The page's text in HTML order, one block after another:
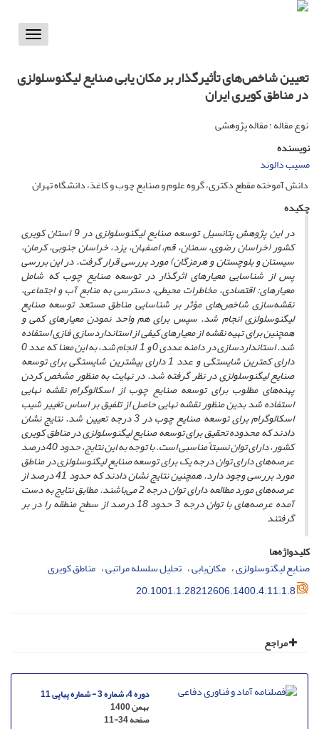
Toggle
تعیین شاخص‌های تأثیرگذار بر مکان یابی صنایع لیگنوسلولزی
در مناطق کویری ایران
نوع مقاله : مقاله پژوهشی
نویسنده
مسیب دالوند
دانش آموخته مقطع دکتری، گروه علوم و صنایع چوب و کاغذ، دانشگاه تهران
چکیده
در این پژوهش پتانسیل توسعه صنایع لیگنوسلولزی در 9 استان‌‌ کویری
کشور (خراسان رضوی، سمنان، قم، اصفهان، یزد، خراسان جنوبی، کرمان،
سیستان و بلوچستان و هرمزگان) مورد بررسی قرار گرفت. در این بررسی
پس از شناسایی معیارهای اثرگذار در توسعه صنایع چوب که شامل
معیارهای: اقتصادی، مخاطرات محیطی، دسترسی به منابع آب و اجتماعی،
نقشه‌‌سازی شاخص‌‌های مؤثر بر شناسایی مناطق مستعد توسعه صنایع
لیگنوسلولزی انجام شد. سپس برای هم واحد نمودن معیارهای کمی و
همچنین برای تهیه نقشه از معیارهای کیفی از استانداردسازی فازی استفاده
شد. استانداردسازی در دامنه عددی 0 و 1 انجام شد، به این معنا که عدد 0
دارای کمترین شایستگی و عدد 1 دارای بیشترین شایستگی برای توسعه
صنایع لیگنوسلولزی در نظر گرفته شد. در نهایت به منظور مشخص کردن
پهنه‌‌های مطلوب برای توسعه صنایع چوب از اسکالوگرام نقشه نهایی
استفاده شد بدین منظور نقشه نهایی حاصل از تلفیق بر اساس تغییر شیب
اسکالوگرام برای توسعه صنایع چوب در 3 درجه تعیین شد. نتایج نشان
دادند که محدوده تحقیق برای توسعه صنایع لیگنوسلولزی در مناطق کویری
کشور، دارای توان نسبتاً مناسبی است. با توجه به این نتایج، حدود 40 درصد
عرصه‌‌های دارای توان درجه یک برای توسعه صنایع لیگنوسلولزی در مناطق
مورد بررسی وجود دارد. همچنین نتایج نشان دادند که حدود 41 درصد از
عرصه‌‌های مورد مطالعه دارای توان درجه 2 می‌‌باشند. مطابق نتایج به دست
آمده عرصه‌‌های با توان درجه 3 حدود 18 درصد از سطح منطقه را در بر
گرفتند
کلیدواژه‌ها
صنایع لیگنوسلولزی مکان‌یابی تحلیل سلسله مراتبی مناطق کویری
20.1001.1.28212606.1400.4.11.1.8
مراجع
دوره 4، شماره 3 - شماره پیاپی 11
بهمن 1400
صفحه11-34